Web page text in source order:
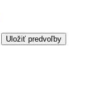
Uložiť predvoľby